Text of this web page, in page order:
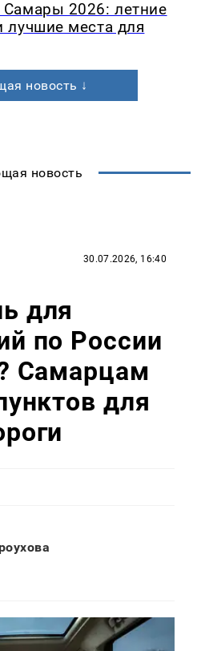
Самары 2026: летние
лучшие места для
новость ↓
новость
30.07.2026, 16:40
для
по России
Самарцам
для